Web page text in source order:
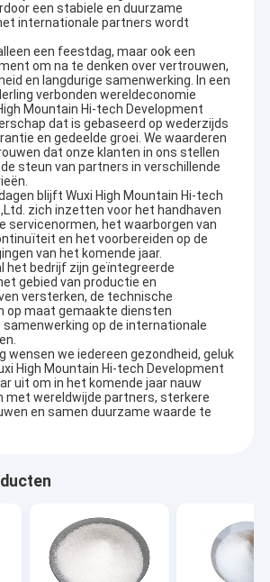
een stabiele en duurzame
internationale partners wordt
een feestdag, maar ook een
om na te denken over vertrouwen,
en langdurige samenwerking. In een
verbonden wereldeconomie
Mountain Hi-tech Development
dat is gebaseerd op wederzijds
en gedeelde groei. We waarderen
dat onze klanten in ons stellen
steun van partners in verschillende
blijft Wuxi High Mountain Hi-tech
zich inzetten voor het handhaven
servicenormen, het waarborgen van
en het voorbereiden op de
van het komende jaar.
het bedrijf zijn geïntegreerde
gebied van productie en
versterken, de technische
op maat gemaakte diensten
samenwerking op de internationale
wensen we iedereen gezondheid, geluk
High Mountain Hi-tech Development
uit om in het komende jaar nauw
met wereldwijde partners, sterkere
en samen duurzame waarde te